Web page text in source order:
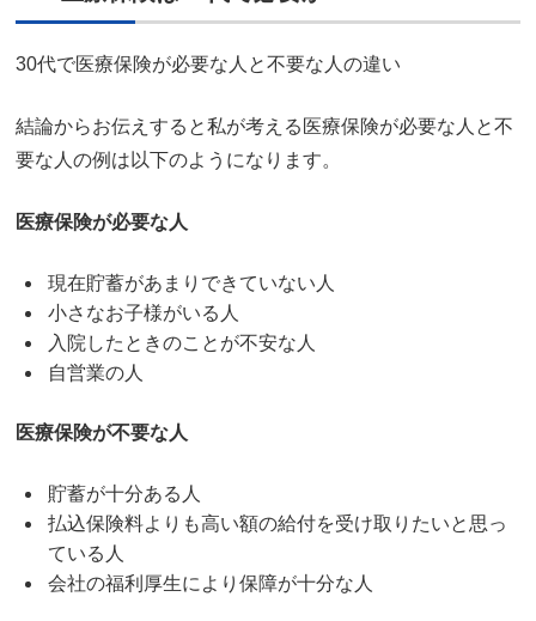
30代で医療保険が必要な人と不要な人の違い
結論からお伝えすると私が考える医療保険が必要な人と不
要な人の例は以下のようになります。
医療保険が必要な人
現在貯蓄があまりできていない人
小さなお子様がいる人
入院したときのことが不安な人
自営業の人
医療保険が不要な人
貯蓄が十分ある人
払込保険料よりも高い額の給付を受け取りたいと思っ
ている人
会社の福利厚生により保障が十分な人